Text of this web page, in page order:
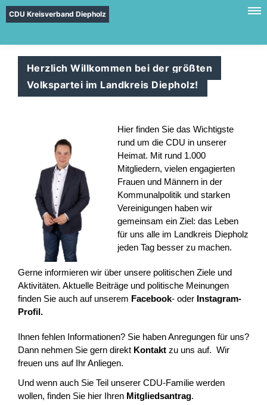
CDU Kreisverband Diepholz
Herzlich Willkommen bei der größten
Volkspartei im Landkreis Diepholz!
Hier finden Sie das Wichtigste
rund um die CDU in unserer
Heimat. Mit rund 1.000
Mitgliedern, vielen engagierten
Frauen und Männern in der
Kommunalpolitik und starken
Vereinigungen haben wir
gemeinsam ein Ziel: das Leben
für uns alle im Landkreis Diepholz
jeden Tag besser zu machen.
Gerne informieren wir über unsere politischen Ziele und
Aktivitäten. Aktuelle Beiträge und politische Meinungen
finden Sie auch auf unserem Facebook- oder Instagram-
Profil.
Ihnen fehlen Informationen? Sie haben Anregungen für uns?
Dann nehmen Sie gern direkt Kontakt zu uns auf. Wir
freuen uns auf Ihr Anliegen.
Und wenn auch Sie Teil unserer CDU-Familie werden
wollen, finden Sie hier Ihren Mitgliedsantrag.